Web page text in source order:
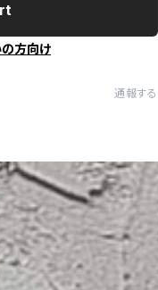
方向け
通報する